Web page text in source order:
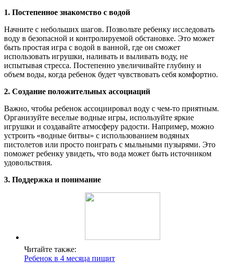
1. Постепенное знакомство с водой
Начните с небольших шагов. Позвольте ребенку исследовать
воду в безопасной и контролируемой обстановке. Это может
быть простая игра с водой в ванной, где он сможет
использовать игрушки, наливать и выливать воду, не
испытывая стресса. Постепенно увеличивайте глубину и
объем воды, когда ребенок будет чувствовать себя комфортно.
2. Создание положительных ассоциаций
Важно, чтобы ребенок ассоциировал воду с чем-то приятным.
Организуйте веселые водные игры, используйте яркие
игрушки и создавайте атмосферу радости. Например, можно
устроить «водные битвы» с использованием водяных
пистолетов или просто поиграть с мыльными пузырями. Это
поможет ребенку увидеть, что вода может быть источником
удовольствия.
3. Поддержка и понимание
Читайте также:
Ребенок в 4 месяца пищит